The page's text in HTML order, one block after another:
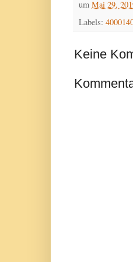
um Mai 29,
Labels:
Keine